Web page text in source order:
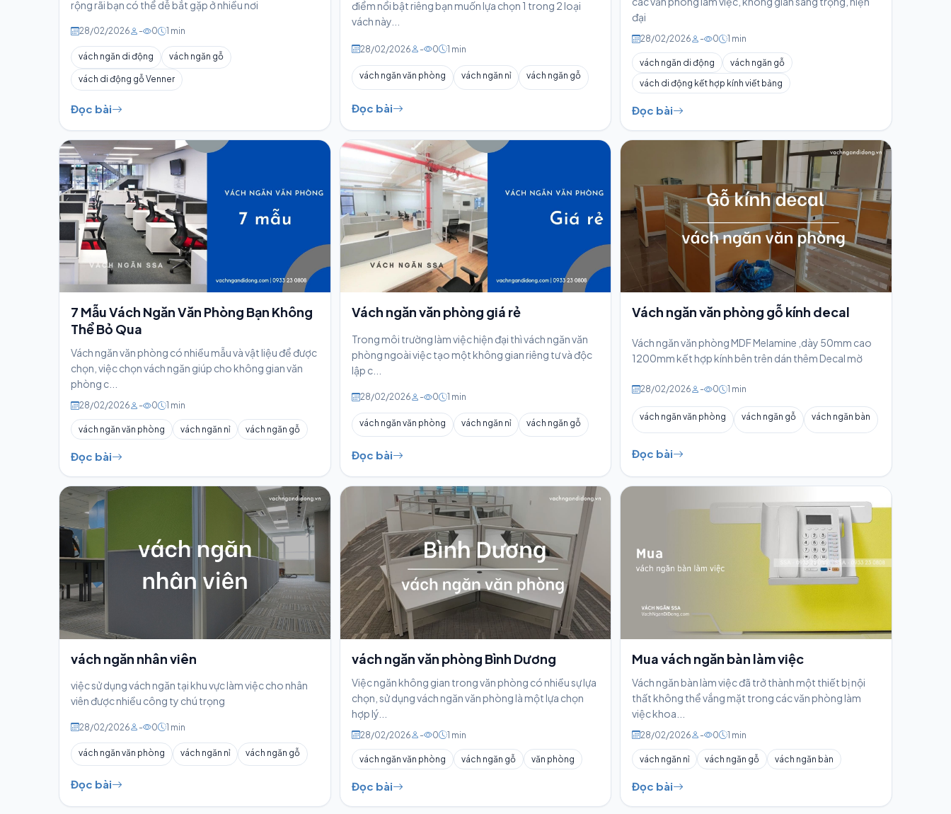
rộng rãi bạn có thể dễ bắt gặp ở nhiều nơi
28/02/2026 - 0 1 min
vách ngăn di động vách ngăn gỗ
vách di động gỗ Venner
Đọc bài
điểm nổi bật riêng bạn muốn lựa chọn 1 trong 2 loại
vách này...
28/02/2026 - 0 1 min
vách ngăn văn phòng vách ngăn nỉ vách ngăn gỗ
Đọc bài
đại
28/02/2026 - 0 1 min
vách ngăn di động
vách ngăn gỗ
vách di động kết hợp kính viết bảng
Đọc bài
7 Mẫu Vách Ngăn Văn Phòng Bạn Không
Thể Bỏ Qua
Vách ngăn văn phòng có nhiều mẫu và vật liệu để được
chọn, việc chọn vách ngăn giúp cho không gian văn
phòng c...
28/02/2026 - 0 1 min
vách ngăn văn phòng vách ngăn nỉ vách ngăn gỗ
Đọc bài
Vách ngăn văn phòng giá rẻ
Trong môi trường làm việc hiện đại thì vách ngăn văn
phòng ngoài việc tạo một không gian riêng tư và độc
lập c...
28/02/2026 - 0 1 min
vách ngăn văn phòng vách ngăn nỉ vách ngăn gỗ
Đọc bài
Vách ngăn văn phòng gỗ kính decal
Vách ngăn văn phòng MDF Melamine ,dày 50mm cao
1200mm kết hợp kính bên trên dán thêm Decal mờ
28/02/2026 - 0 1 min
vách ngăn văn phòng vách ngăn gỗ vách ngăn bàn
Đọc bài
vách ngăn nhân viên
việc sử dụng vách ngăn tại khu vực làm việc cho nhân
viên được nhiều công ty chú trọng
28/02/2026 - 0 1 min
vách ngăn văn phòng vách ngăn nỉ vách ngăn gỗ
Đọc bài
vách ngăn văn phòng Bình Dương
Việc ngăn không gian trong văn phòng có nhiều sự lựa
chọn, sử dụng vách ngăn văn phòng là một lựa chọn
hợp lý...
28/02/2026 - 0 1 min
vách ngăn văn phòng vách ngăn gỗ văn phòng
Đọc bài
Mua vách ngăn bàn làm việc
Vách ngăn bàn làm việc đã trở thành một thiết bị nội
thất không thể vắng mặt trong các văn phòng làm
việc khoa...
28/02/2026 - 0 1 min
vách ngăn nỉ vách ngăn gỗ vách ngăn bàn
Đọc bài